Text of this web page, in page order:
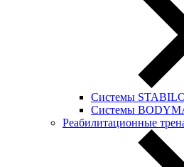
Системы
Системы
Реабилитационные